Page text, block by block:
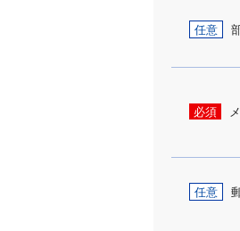
任意
必須
任意